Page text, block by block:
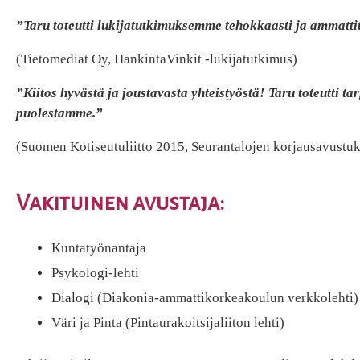
”Taru toteutti lukijatutkimuksemme tehokkaasti ja
(Tietomediat Oy, HankintaVinkit -lukijatutkimus)
”Kiitos hyvästä ja joustavasta yhteistyöstä! Taru toteutti
puolestamme.”
(Suomen Kotiseutuliitto 2015, Seurantalojen
Vakituinen avustaja:
Kuntatyönantaja
Psykologi-lehti
Dialogi (Diakonia-ammattikorkeakoulun verkkolehti)
Väri ja Pinta (Pintaurakoitsijaliiton lehti)